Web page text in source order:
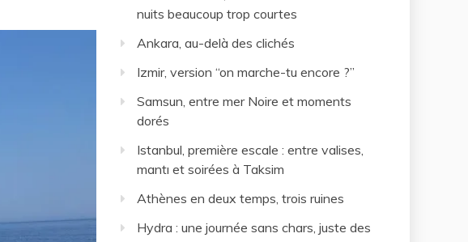
nuits beaucoup trop courtes
Ankara, au-delà des clichés
Izmir, version “on marche-tu encore ?”
Samsun, entre mer Noire et moments
dorés
Istanbul, première escale : entre valises,
mantı et soirées à Taksim
Athènes en deux temps, trois ruines
Hydra : une journée sans chars, juste des